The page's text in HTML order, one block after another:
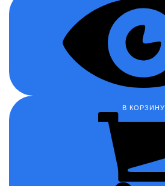
В КОРЗИНУ